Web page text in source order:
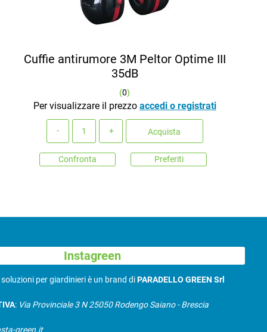
Cuffie antirumore 3M Peltor Optime III
35dB
(0)
Per visualizzare il prezzo accedi o registrati
Acquista
Confronta Preferiti
Instagreen
soluzioni per giardinieri è un brand diPARADELLO GREEN Srl
: Via Provinciale 3 N 25050 Rodengo Saiano - Brescia
green.it